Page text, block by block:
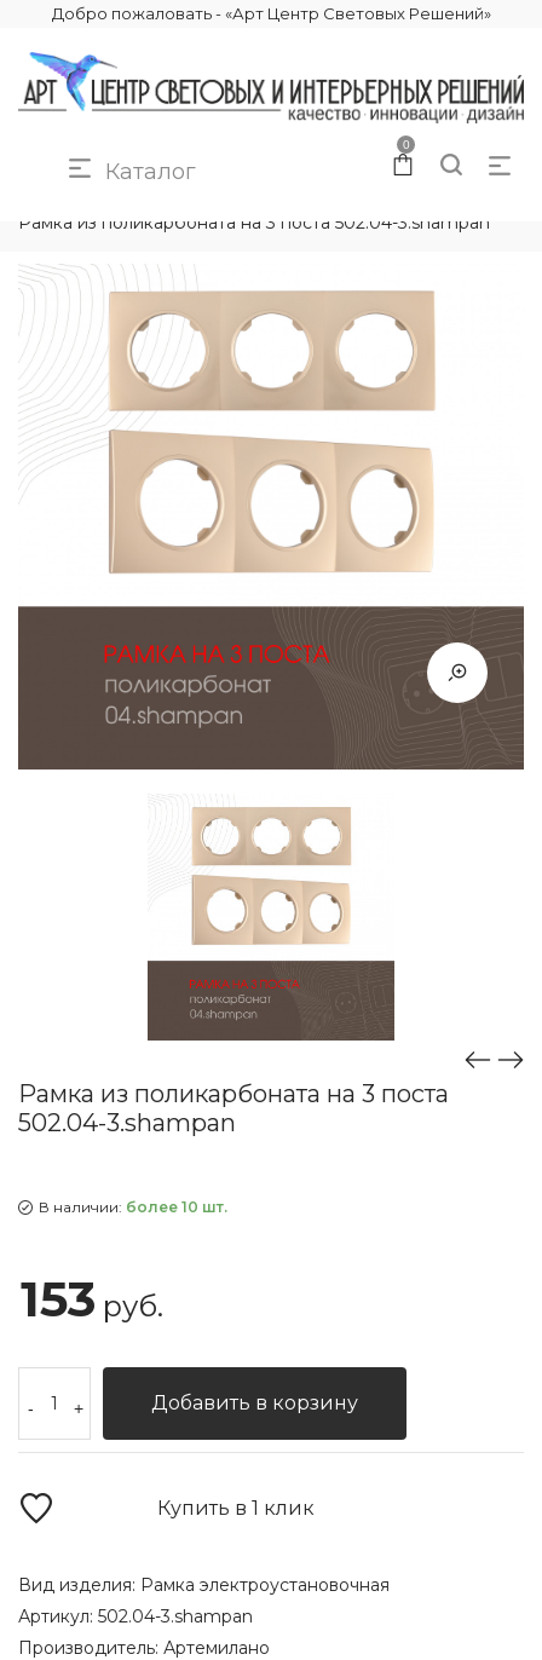
Добро пожаловать - «Арт Центр Световых Решений»
Каталог
0
Рамка из поликарбоната на 3 поста 502.04-3.shampan
Рамка из поликарбоната на 3 поста
502.04-3.shampan
В наличии: более 10 шт.
153 руб.
- + Добавить в корзину
Купить в 1 клик
Вид изделия: Рамка электроустановочная
Артикул: 502.04-3.shampan
Производитель: Артемилано